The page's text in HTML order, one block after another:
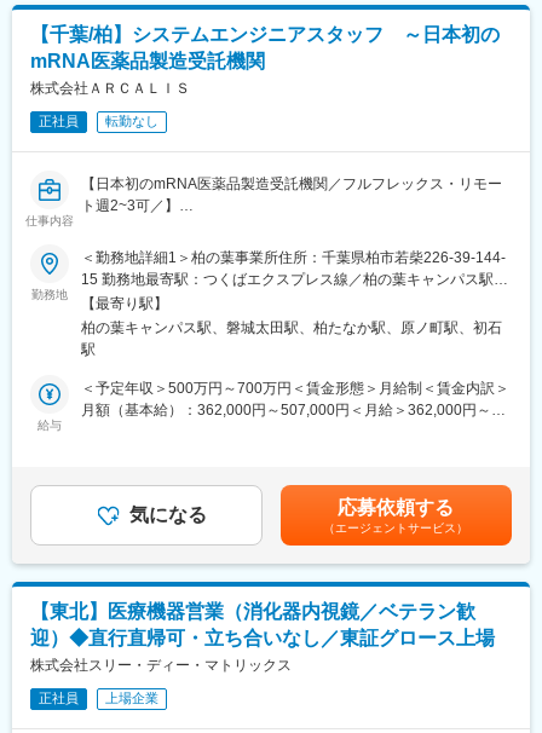
医薬品CDMOを目指しております。 新しいモダリティ（ｍRNA）
における最先端の技術に携わることができます。
■働き方について
・コアタイムの無いスーパーフレックス制を採用しています。ご
自身の状況に合わせて自由に時間をやりくりすることがしやすく
なっています。
・育児時短制度、男性育休取得などを推進しており、実際の取得
実績がございます。
当社は日本初のmRNA医薬品の開発・製造を受託する機関
（CDMO）です。COVID-19を含む次世代mRNAワクチンの製造
施設を建設しています。「世界初の統合型mRNA医薬品CDMO事
業者として」mRNA医薬品の原薬製造と製剤製造の両方を手掛け
る世界初の統合型mRNA医薬品CDMOを目指しています。
た。2024年からは世界で初めて承認された次世代ｍRNAワクチン
（レプリコン）の商品化を予定しています。2027年には製剤工場
【千葉/柏】システムエンジニアスタッフ ～日本初の
mRNA医薬品製造受託機関
株式会社ＡＲＣＡＬＩＳ
正社員 転勤なし
仕事内容
【日本初のmRNA医薬品製造受託機関／フルフレックス・リモー
ト週2~3可／】
っていただきます。システムエンジニアとして、想定している業
務内容は以下の通りです。将来の管理職候補での募集となりま
す。
■業務内容
・要件定義
・社内システム（ERP、MES、LIMS）導入プロジェクトメンバー
として参画
・各業務システムの導入支援
・ミドルウェアの設定、構築、運用、保守
・各種障害対応
幅広く対応することが可能です。
■採用背景
事業拡大・組織強化のため
■当社について
当社は日本初のmRNA医薬品の開発・製造を受託する機関
勤務地
＜勤務地詳細1＞柏の葉事業所住所：千葉県柏市若柴226-39-144-
15 勤務地最寄駅：つくばエクスプレス線／柏の葉キャンパス駅受
動喫煙対策：屋内全面禁煙＜勤務地詳細2＞本社住所：福島県南相
馬市原町区下太田字川内迫320-20 勤務地最寄駅：常磐線／原ノ町
駅受動喫煙対策：屋内全面禁煙変更の範囲：会社の定める事業所
【最寄り駅】
柏の葉キャンパス駅、磐城太田駅、柏たなか駅、原ノ町駅、初石
駅
給与
＜予定年収＞500万円～700万円＜賃金形態＞月給制＜賃金内訳＞
月額（基本給）：362,000円～507,000円＜月給＞362,000円～
可能性があります。月給(月額)は固定手当を含めた表記です。
気になる 応募依頼する
（エージェントサービス）
【東北】医療機器営業（消化器内視鏡／ベテラン歓
迎）◆直行直帰可・立ち合いなし／東証グロース上場
株式会社スリー・ディー・マトリックス
正社員 上場企業